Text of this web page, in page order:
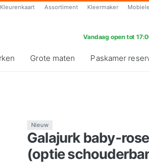
Kleurenkaart Assortiment Kleermaker
Vandaag open tot
Grote maten Paskamer
Nieuw
Galajurk baby-
(optie